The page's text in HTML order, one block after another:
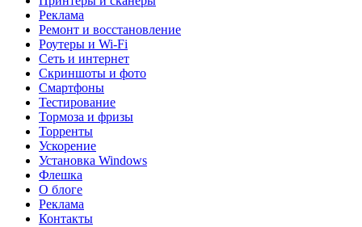
Реклама
Ремонт и восстановление
Роутеры и Wi-Fi
Сеть и интернет
Скриншоты и фото
Смартфоны
Тестирование
Тормоза и фризы
Торренты
Ускорение
Установка Windows
Флешка
О блоге
Реклама
Контакты